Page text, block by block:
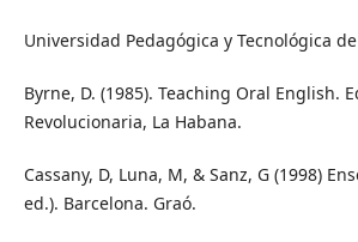
Universidad Pedagógica y Tecnológica
Byrne, D. (1985). Teaching Oral English.
Revolucionaria, La Habana.
Cassany, D, Luna, M, & Sanz, G (1998)
ed.). Barcelona. Graó.